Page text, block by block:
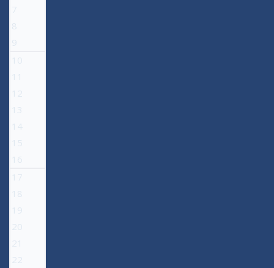
7
8
9
10
11
12
13
14
15
16
17
18
19
20
21
22